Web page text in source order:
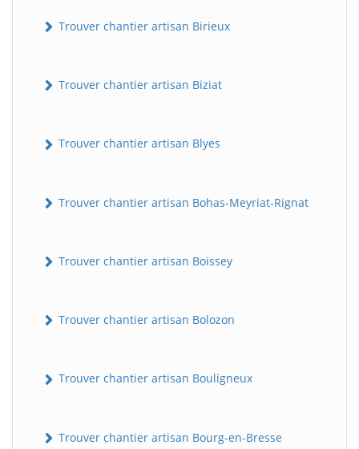
Trouver chantier artisan Birieux
Trouver chantier artisan Biziat
Trouver chantier artisan Blyes
Trouver chantier artisan Bohas-Meyriat-Rignat
Trouver chantier artisan Boissey
Trouver chantier artisan Bolozon
Trouver chantier artisan Bouligneux
Trouver chantier artisan Bourg-en-Bresse